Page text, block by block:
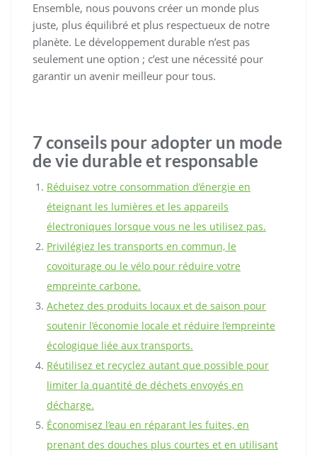
Ensemble, nous pouvons créer un monde plus
juste, plus équilibré et plus respectueux de notre
planète. Le développement durable n’est pas
seulement une option ; c’est une nécessité pour
garantir un avenir meilleur pour tous.
7 conseils pour adopter un mode
de vie durable et responsable
Réduisez votre consommation d’énergie en
éteignant les lumières et les appareils
électroniques lorsque vous ne les utilisez pas.
Privilégiez les transports en commun, le
covoiturage ou le vélo pour réduire votre
empreinte carbone.
Achetez des produits locaux et de saison pour
soutenir l’économie locale et réduire l’empreinte
écologique liée aux transports.
Réutilisez et recyclez autant que possible pour
limiter la quantité de déchets envoyés en
décharge.
Économisez l’eau en réparant les fuites, en
prenant des douches plus courtes et en utilisant